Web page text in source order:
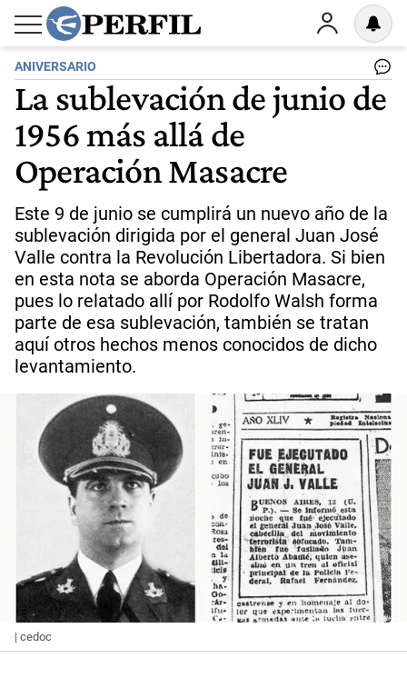
ANIVERSARIO
La sublevación de junio de
1956 más allá de
Operación Masacre
Este 9 de junio se cumplirá un nuevo año de la
sublevación dirigida por el general Juan José
Valle contra la Revolución Libertadora. Si bien
en esta nota se aborda Operación Masacre,
pues lo relatado allí por Rodolfo Walsh forma
parte de esa sublevación, también se tratan
aquí otros hechos menos conocidos de dicho
levantamiento.
| cedoc